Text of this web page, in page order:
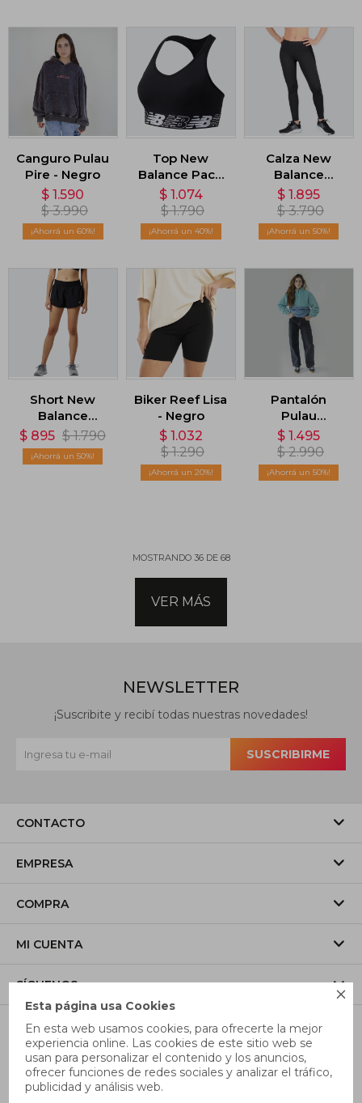

Esta página usa Cookies
En esta web usamos cookies, para ofrecerte la mejor
experiencia online. Las cookies de este sitio web se
usan para personalizar el contenido y los anuncios,
ofrecer funciones de redes sociales y analizar el tráfico,
publicidad y análisis web.
Canguro Pulau
Pire - Negro
$ 1.590
$ 3.990
60
Top New
Balance Pace
3.0 - Negro
$ 1.074
$ 1.790
40
Calza New
Balance
Impact Run -
Negro
$ 1.895
$ 3.790
50
Short New
Balance
Accelerate 2.5
- Negro
$ 895 $ 1.790
50
Biker Reef Lisa
- Negro
$ 1.032
$ 1.290
20
Pantalón
Pulau
Gabardina SK8
Dama - Negro
$ 1.495
$ 2.990
50
MOSTRANDO 36DE 68
VER MÁS
CONTACTO
EMPRESA
COMPRA
MI CUENTA
SÍGUENOS
NEWSLETTER
¡Suscribite y recibí todas nuestras novedades!
SUSCRIBIRME